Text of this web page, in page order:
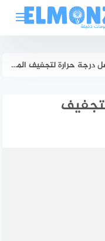
حرارة لتجفيف الملابس؟